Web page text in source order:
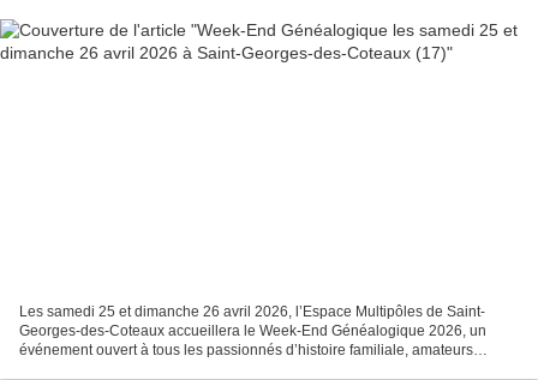
Les samedi 25 et dimanche 26 avril 2026, l’Espace Multipôles de Saint-
Georges-des-Coteaux accueillera le Week-End Généalogique 2026, un
événement ouvert à tous les passionnés d’histoire familiale, amateurs